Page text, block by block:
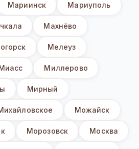
Мариинск Мариуполь
Махнёво
Мелеуз
Миллерово
Мирный
Можайск
Морозовск Москва